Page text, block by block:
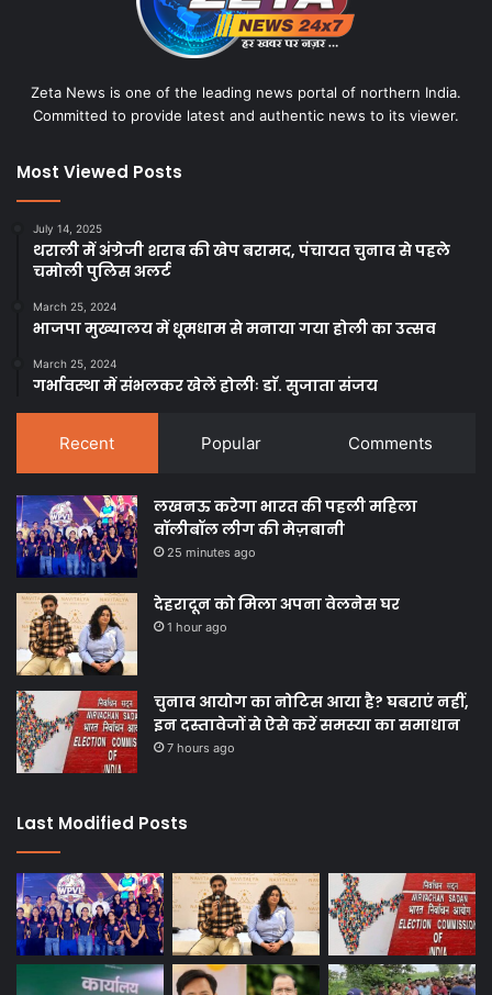
Zeta News is one of the leading news portal of northern India.
Committed to provide latest and authentic news to its viewer.
Most Viewed Posts
July 14, 2025
थराली में अंग्रेजी शराब की खेप बरामद, पंचायत चुनाव से पहले
चमोली पुलिस अलर्ट
March 25, 2024
भाजपा मुख्यालय में धूमधाम से मनाया गया होली का उत्सव
March 25, 2024
गर्भावस्था में संभलकर खेलें होलीः डाॅ. सुजाता संजय
Recent Popular Comments
लखनऊ करेगा भारत की पहली महिला
वॉलीबॉल लीग की मेज़बानी
25 minutes ago
देहरादून को मिला अपना वेलनेस घर
1 hour ago
चुनाव आयोग का नोटिस आया है? घबराएं नहीं,
इन दस्तावेजों से ऐसे करें समस्या का समाधान
7 hours ago
Last Modified Posts